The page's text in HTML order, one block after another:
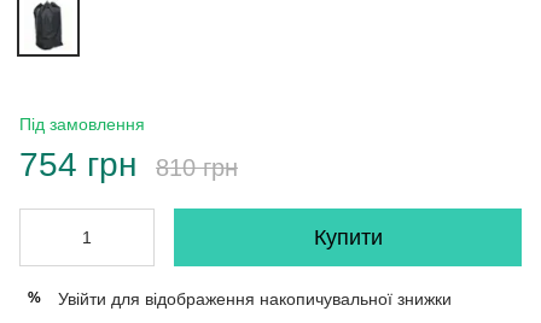
Під замовлення
754 грн 810 грн
Купити
% Увійти для відображення накопичувальної знижки